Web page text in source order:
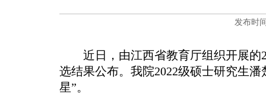
发布时
近日，由江西省教育厅组织开展的
选结果公布。我院2022级硕士研究生
星”。